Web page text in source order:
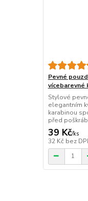
Pevné
vícebarevné
Stylové
elegantním
karabinou
před
39 Kč/ks
32 Kč bez